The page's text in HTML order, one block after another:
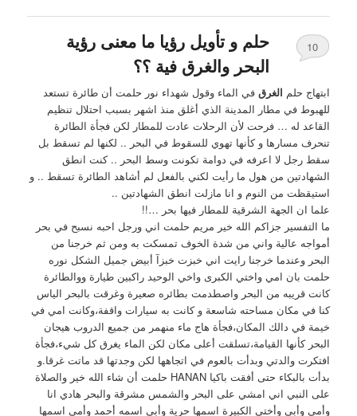
حلم و تأويل رؤيا ما معنى رؤية
البحر والغرق فية ؟؟
10
ابتهاج حلم الغرق في الماء وقول شهداء نور حلمت أن طائرة تستعد
للهبوط في مطار المدينة الذي أغلق منذ اشهر بسبب احتلال تنظيم
القاعد له … فرحت لأن الرحلات عادت للمطار لكن فجأة الطائرة
تنحرف مسارها و كأنها تهوي للسقوط في البحر .. لكنها لم تسقط بل
سقط رجل لا اعرفه في دوامة تكونت وسط البحر .. كنت انطق
الشهادتين من هول ما رأيت لكني بالفعل لم أشاهد الطائرة تسقط .. و
استيقظت من النوم و انا مازلت انطق الشهادتين ..
علما ان الجهة الشرقية للمطار فيها بحر …!!
ما التفسير جزاكم الله خير مريم حلمت اني ورجل احبه نسبح في بحر
أمواجه عالية واني من شدة الخوف تمسكت به ومن ثم خرجنا من
البحر وعندما خرجنا رايت اني خبزت خبزآ أبيض جميل الشكل نوره
حلمت بان امي واختي الكبرى واخي الوحيد راكبين طيارة ووالطائرة
كانت قريبه من البحر واصطدمت بطائره صعيرة وغرقت بالبحر الياس
كنا في مكان مساحته شاسعة و كانت به سيارات واقفة،وكانت امي في
خيمة في دالك المكان،فجأة هاج ماء منهمر من جميع الدروب هيجان
البحر كأنها القيامة،تسلقت أعلى مكان لكن الماء يغرق كل شيء،فجأة
افتكرت والدتي وبدأت بالعوم في اتجاهها لكن وجدتها قد ماتت غرقا.و
بدأت بالبكاء حتى أفقت باكيا HANAN حلمت أن شاء الله خير والصلاة
على النبي اني امشي على البحر والشمس مشرقة والبحر هادي انا
وأمي وأبي وأختي الكبيرة اسمها حرية وأبي اسمه أحمد وأمي اسمها